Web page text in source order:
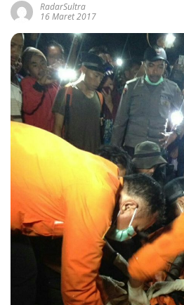
RadarSultra
16 Maret 2017